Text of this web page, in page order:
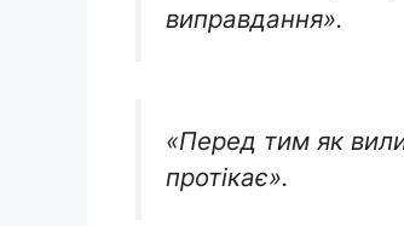
виправдання».
«Перед тим як
протікає».